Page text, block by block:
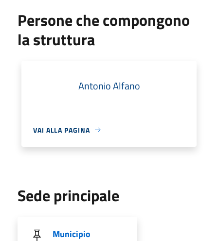
Persone che compongono
la struttura
Antonio Alfano
VAI ALLA PAGINA
Sede principale
Municipio